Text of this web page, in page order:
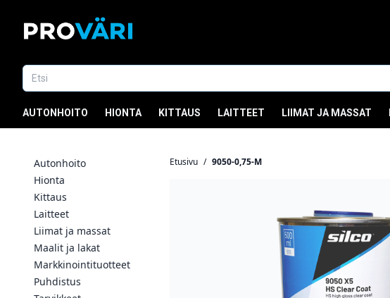
AUTONHOITO HIONTA KITTAUS LAITTEET LIIMAT JA MASSAT
Autonhoito
Hionta
Kittaus
Laitteet
Liimat ja massat
Maalit ja lakat
Markkinointituotteet
Puhdistus
Etusivu / 9050-0,75-M